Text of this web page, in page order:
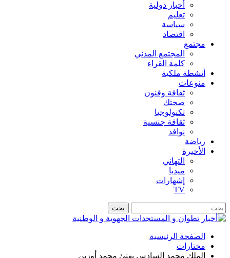
أخبار دولية
تعليم
سياسة
اقتصاد
مجتمع
المجتمع المدني
كلمة القراء
أنشطة ملكية
منوعات
ثقافة وفنون
صحتك
تكنولوجيا
ثقافة جنسية
نوافذ
رياضة
الأخيرة
التهاني
ميديا
إشهارات
TV
الصفحة الرئيسية
مختارات
الملك محمد السادس يهنئ محمد أوزين